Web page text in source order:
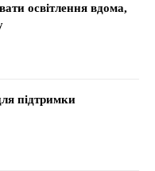
освітлення вдома,
підтримки